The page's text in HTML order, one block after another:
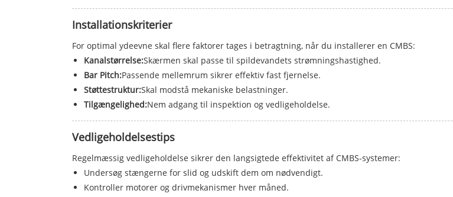
Installationskriterier
For optimal ydeevne skal flere faktorer tages i betragtning, når du installerer en CMBS:
Kanalstørrelse:Skærmen skal passe til spildevandets strømningshastighed.
Bar Pitch:Passende mellemrum sikrer effektiv fast fjernelse.
Støttestruktur:Skal modstå mekaniske belastninger.
Tilgængelighed:Nem adgang til inspektion og vedligeholdelse.
Vedligeholdelsestips
Regelmæssig vedligeholdelse sikrer den langsigtede effektivitet af CMBS-systemer:
Undersøg stængerne for slid og udskift dem om nødvendigt.
Kontroller motorer og drivmekanismer hver måned.